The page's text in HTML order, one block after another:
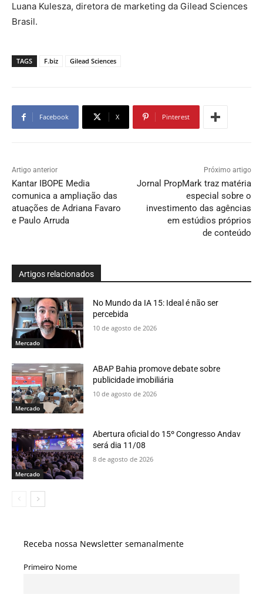
Luana Kulesza, diretora de marketing da Gilead Sciences
Brasil.
TAGS F.biz Gilead Sciences
Facebook X Pinterest
Artigo anterior
Kantar IBOPE Media
comunica a ampliação das
atuações de Adriana Favaro
e Paulo Arruda
Próximo artigo
Jornal PropMark traz matéria
especial sobre o
investimento das agências
em estúdios próprios
de conteúdo
Artigos relacionados
Mercado
No Mundo da IA 15: Ideal é não ser
percebida
10 de agosto de 2026
Mercado
ABAP Bahia promove debate sobre
publicidade imobiliária
10 de agosto de 2026
Mercado
Abertura oficial do 15º Congresso Andav
será dia 11/08
8 de agosto de 2026
Receba nossa Newsletter semanalmente
Primeiro Nome